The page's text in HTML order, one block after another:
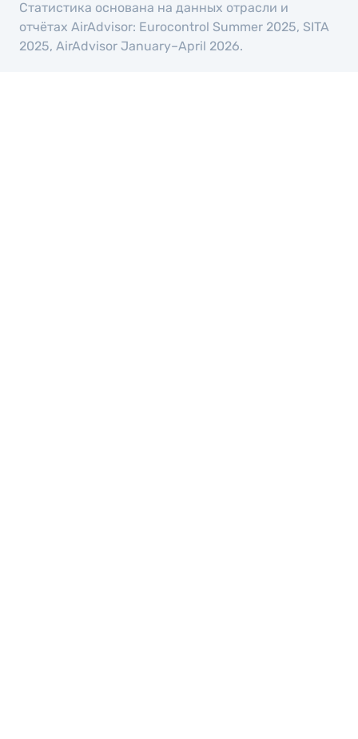
Статистика основана на данных отрасли и
отчётах AirAdvisor: Eurocontrol Summer 2025, SITA
2025, AirAdvisor January–April 2026.